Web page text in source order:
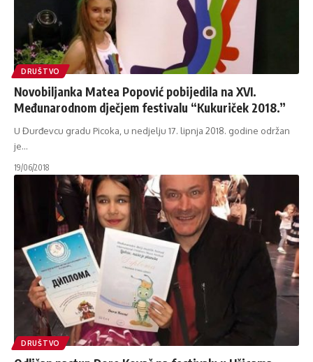
DRUŠTVO
Novobiljanka Matea Popović pobijedila na XVI.
Međunarodnom dječjem festivalu “Kukuriček 2018.”
U Đurđevcu gradu Picoka, u nedjelju 17. lipnja 2018. godine održan
je…
19/06/2018
DRUŠTVO